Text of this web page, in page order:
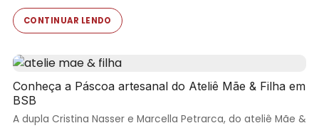
CONTINUAR LENDO
Conheça a Páscoa artesanal do Ateliê Mãe & Filha em
BSB
A dupla Cristina Nasser e Marcella Petrarca, do ateliê Mãe &